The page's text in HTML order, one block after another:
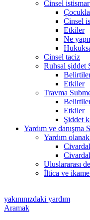
Cinsel istismar
Cinsel
Etkiler
Ne
Cinsel taciz
Ruhsal şiddet
Etkiler
Travma
Etkiler
Şiddet
Yardım ve danışma
Yardım
Uluslararası
İltica ve
yakınınızdaki yardım
Aramak